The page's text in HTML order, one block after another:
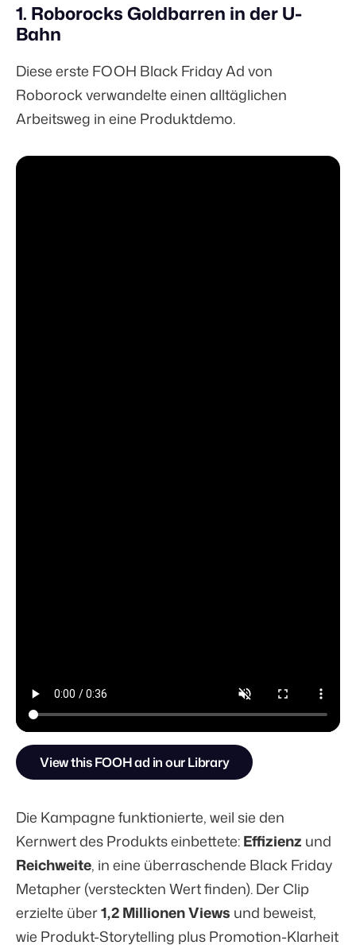
1. Roborocks Goldbarren in der U-
Bahn
Diese erste FOOH Black Friday Ad von
Roborock verwandelte einen alltäglichen
Arbeitsweg in eine Produktdemo.
View this FOOH ad in our Library
Die Kampagne funktionierte, weil sie den
Kernwert des Produkts einbettete:Effizienz und
Reichweite, in eine überraschende Black Friday
Metapher (versteckten Wert finden). Der Clip
erzielte über1,2 Millionen Views und beweist,
wie Produkt-Storytelling plus Promotion-Klarheit